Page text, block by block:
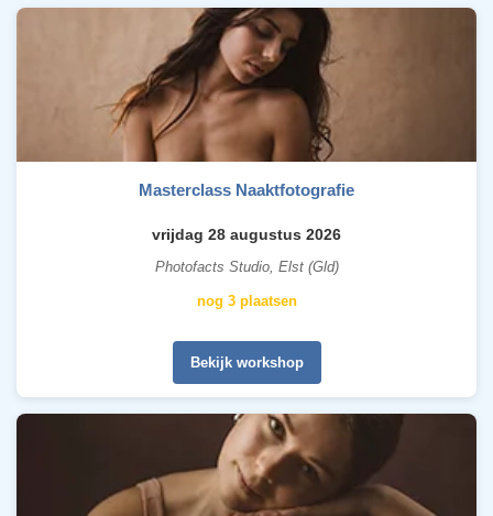
Masterclass Naaktfotografie
vrijdag 28 augustus 2026
Photofacts Studio, Elst (Gld)
nog 3 plaatsen
Bekijk workshop